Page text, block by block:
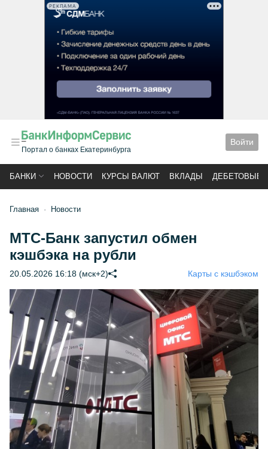
РЕКЛАМА
Портал о банках Екатеринбурга
Войти
БАНКИ НОВОСТИ КУРСЫ ВАЛЮТ ВКЛАДЫ ДЕБЕТОВЫЕ
Главная Новости
МТС-Банк запустил обмен
кэшбэка на рубли
20.05.2026 16:18 (мск+2) Карты с кэшбэком